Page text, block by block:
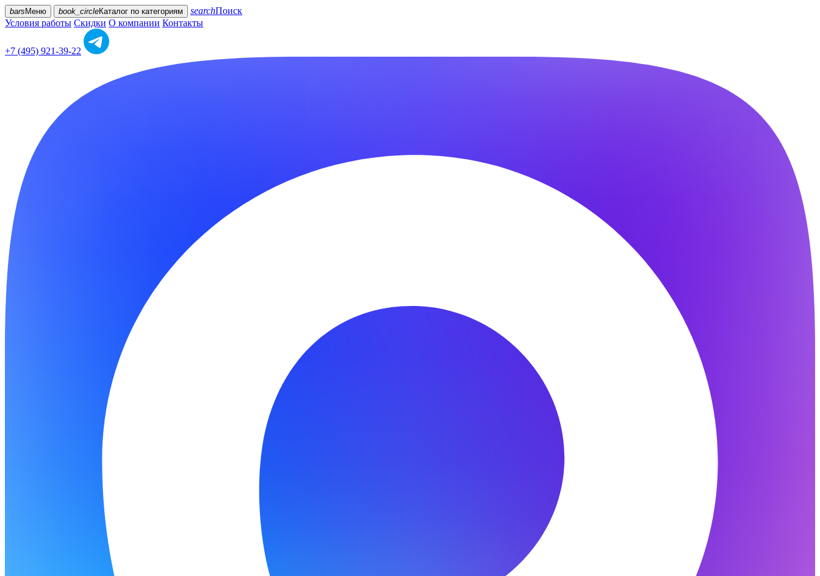
bars Меню book_circleКаталог по категориям searchПоиск
Условия работы Скидки О компании Контакты
+7 (495) 921-39-22